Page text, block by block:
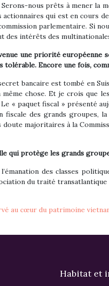
nous prêts à mener la
qui est en cours
parlementaire. Si
des intérêts des
une priorité européenne
tolérable. Encore une fois,
bancaire est tombé en
chose. Et je crois que
« paquet fiscal » présenté
fiscale des grands groupes,
majoritaires à la
qui protège les grands
l’émanation des classes
du traité
au cœur du patrimoine
Habitat et